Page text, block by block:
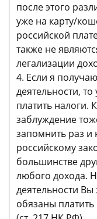
после этого
уже на карту/
российской
также не
легализации
4. Если я
деятельности, то
платить налоги.
заблуждение
запомнить раз и
российскому
большинстве
любого дохода.
деятельности Вы
обязаны